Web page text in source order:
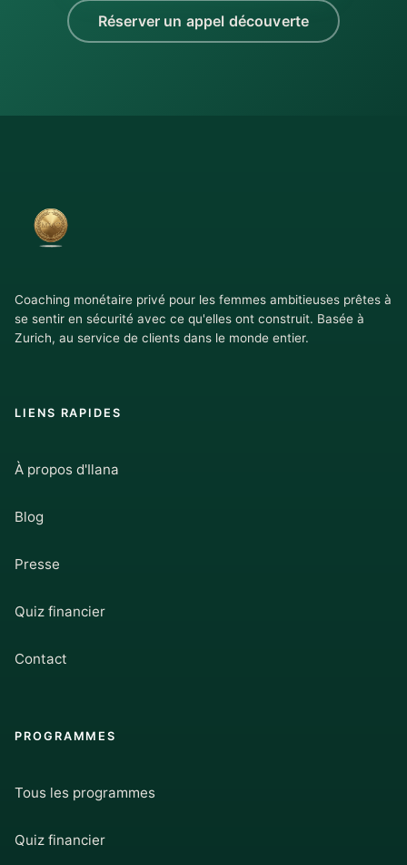
Réserver un appel découverte
Coaching monétaire privé pour les femmes ambitieuses prêtes à
se sentir en sécurité avec ce qu'elles ont construit. Basée à
Zurich, au service de clients dans le monde entier.
LIENS RAPIDES
À propos d'Ilana
Blog
Presse
Quiz financier
Contact
PROGRAMMES
Tous les programmes
Quiz financier